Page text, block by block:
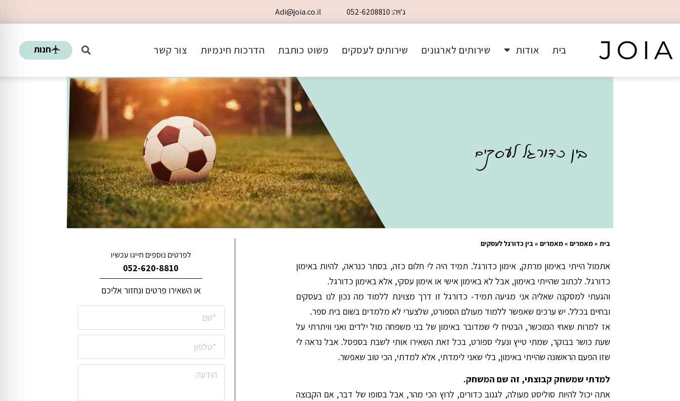
ג'ויה: 052-6208810 Adi@joia.co.il
בית אודות שירותים לארגונים שירותים לעסקים פשוט כותבת הדרכות חינמיות צור קשר חנות
בין כדורגל לעסקים
בית »מאמרים »מאמרים »בין כדורגל לעסקים
אתמול הייתי באימון מרתק, אימון כדורגל. תמיד היה לי חלום כזה, בסתר כנראה, להיות באימון
כדורגל. לכתוב שהייתי באימון, אבל לא באימון אישי או אימון עסקי, אלא באימון כדורגל.
והגעתי למסקנה שאליה אני מגיעה תמיד- כדורגל זו דרך מצוינת ללמוד מה נכון לנו בעסקים
ובחיים בכלל. יש ערכים שאפשר ללמוד מעולם הספורט, שלצערי לא מלמדים בשום בית ספר.
אז למרות שאחי המוכשר, הבטיח לי שמדובר באימון של בני משפחה מול ילדים ואני וויתרתי על
שעת כושר בבוקר, שמתי טייץ ונעלי ספורט, בכל זאת השאירו אותי לשבת בספסל. אבל נראה לי
שזו הפעם הראשונה שהייתי באימון, בלי שאני לימדתי, אלא למדתי, הכי טוב שאפשר.
למדתי שמשחק קבוצתי, זה שם המשחק.
אתה יכול להיות סוליסט מעולה, לגנוב כדורים, לרוץ הכי מהר, אבל בסופו של דבר, אם הקבוצה
לפרטים נוספים חייגו עכשיו
052-620-8810
או השאירו פרטים ונחזור אליכם